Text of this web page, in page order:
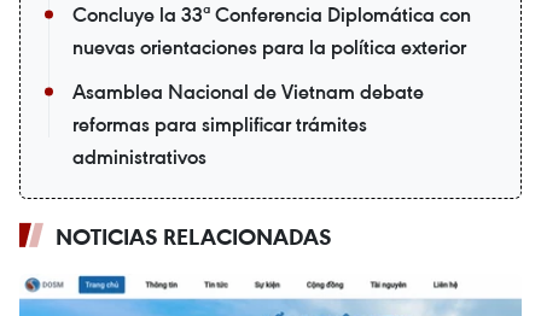
Concluye la 33ª Conferencia Diplomática con
nuevas orientaciones para la política exterior
Asamblea Nacional de Vietnam debate
reformas para simplificar trámites
administrativos
NOTICIAS RELACIONADAS